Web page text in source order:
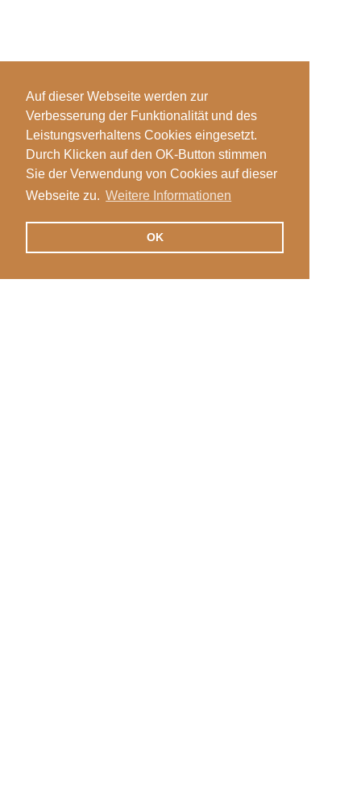
Auf dieser Webseite werden zur
Verbesserung der Funktionalität und des
Leistungsverhaltens Cookies eingesetzt.
Durch Klicken auf den OK-Button stimmen
Sie der Verwendung von Cookies auf dieser
Webseite zu. Weitere Informationen
OK